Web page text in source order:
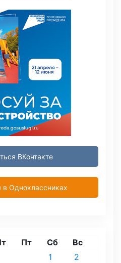
ВКонтакте
в Одноклассниках
Пт Сб Вс
1
2